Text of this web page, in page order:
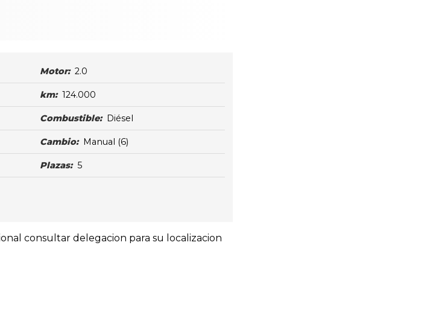
Motor: 2.0
km: 124.000
Combustible: Diésel
Cambio: Manual (6)
Plazas: 5
consultar delegacion para su localizacion